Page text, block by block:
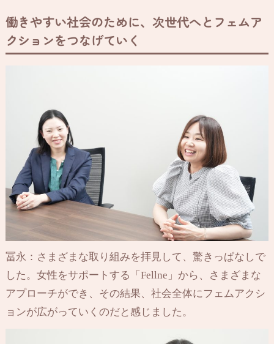
働きやすい社会のために、次世代へとフェムア
クションをつなげていく
冨永：さまざまな取り組みを拝見して、驚きっぱなしで
した。女性をサポートする「Fellne」から、さまざまな
アプローチができ、その結果、社会全体にフェムアクシ
ョンが広がっていくのだと感じました。